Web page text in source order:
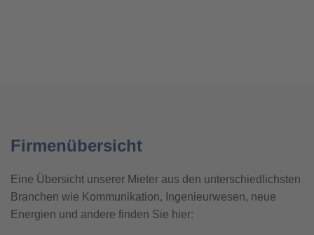
Firmenübersicht
Eine Übersicht unserer Mieter aus den unterschiedlichsten
Branchen wie Kommunikation, Ingenieurwesen, neue
Energien und andere finden Sie hier: